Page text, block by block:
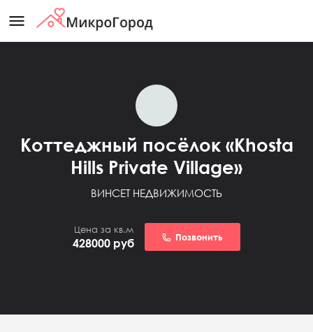
menu
Коттеджный посёлок «Khosta
Hills Private Village»
ВИНСЕТ НЕДВИЖИМОСТЬ
Цена за кв.м
428000 руб Позвонить